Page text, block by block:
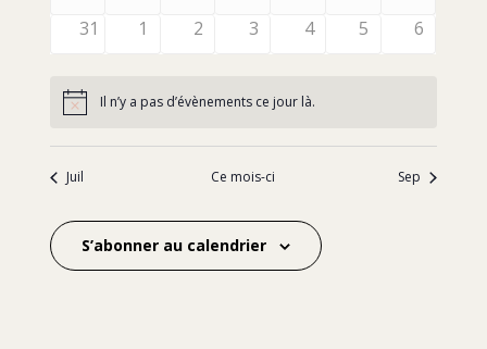
0
31
01
0
2
0
3
0
4
0
5
0
6
NoticeIl n’y a pas d’évènements ce jour là.
Juil Ce mois-ci Sep
S’abonner au calendrier